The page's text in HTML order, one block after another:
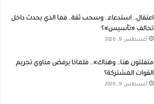
اعتقال.. استدعاء.. وسحب ثقة.. فما الذي يحدث داخل
تحالف «تأسيس»؟
أغسطس 9, 2026
متفلتون هنا.. وهناك».. فلماذا يرفض مناوي تجريم
القوات المشتركة؟
أغسطس 9, 2026